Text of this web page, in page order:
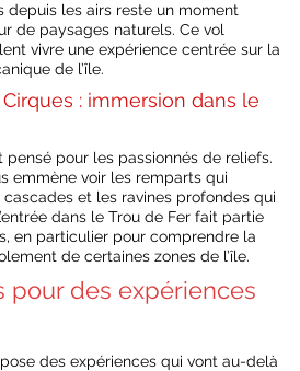
depuis les airs reste un moment
de paysages naturels. Ce vol
vivre une expérience centrée sur la
de l’île.
: immersion dans le
pensé pour les passionnés de reliefs.
emmène voir les remparts qui
et les ravines profondes qui
dans le Trou de Fer fait partie
en particulier pour comprendre la
de certaines zones de l’île.
pour des expériences
des expériences qui vont au-delà